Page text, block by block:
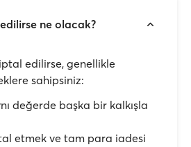
ne olacak?
edilirse, genellikle
sahipsiniz:
değerde başka bir kalkışla
etmek ve tam para iadesi